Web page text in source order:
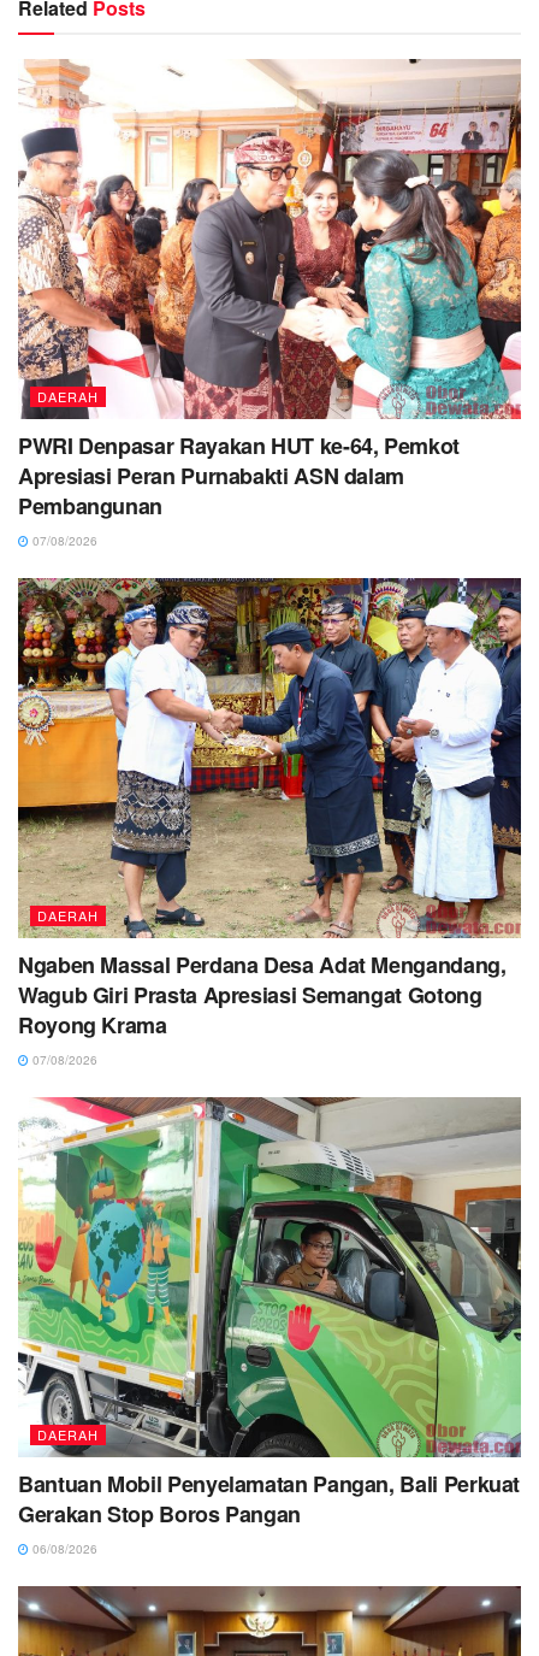
Related Posts
DAERAH
PWRI Denpasar Rayakan HUT ke-64, Pemkot
Apresiasi Peran Purnabakti ASN dalam
Pembangunan
07/08/2026
DAERAH
Ngaben Massal Perdana Desa Adat Mengandang,
Wagub Giri Prasta Apresiasi Semangat Gotong
Royong Krama
07/08/2026
DAERAH
Bantuan Mobil Penyelamatan Pangan, Bali Perkuat
Gerakan Stop Boros Pangan
06/08/2026